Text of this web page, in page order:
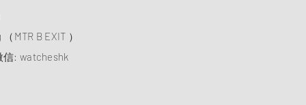
MTR B EXIT ）
信: watcheshk